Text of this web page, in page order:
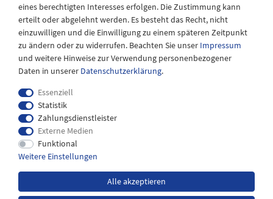
Impressum
Widerrufs­recht
eines berechtigten Interesses erfolgen. Die Zustimmung kann
erteilt oder abgelehnt werden. Es besteht das Recht, nicht
einzuwilligen und die Einwilligung zu einem späteren Zeitpunkt
zu ändern oder zu widerrufen. Beachten Sie unser Impressum
und weitere Hinweise zur Verwendung personenbezogener
Daten in unserer Daten­schutz­erklärung.
Essenziell
Statistik
Zahlungsdienstleister
Externe Medien
Funktional
Weitere Einstellungen
Alle akzeptieren